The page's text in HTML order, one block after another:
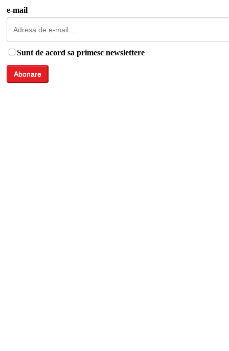
e-mail
Sunt de acord sa primesc newslettere